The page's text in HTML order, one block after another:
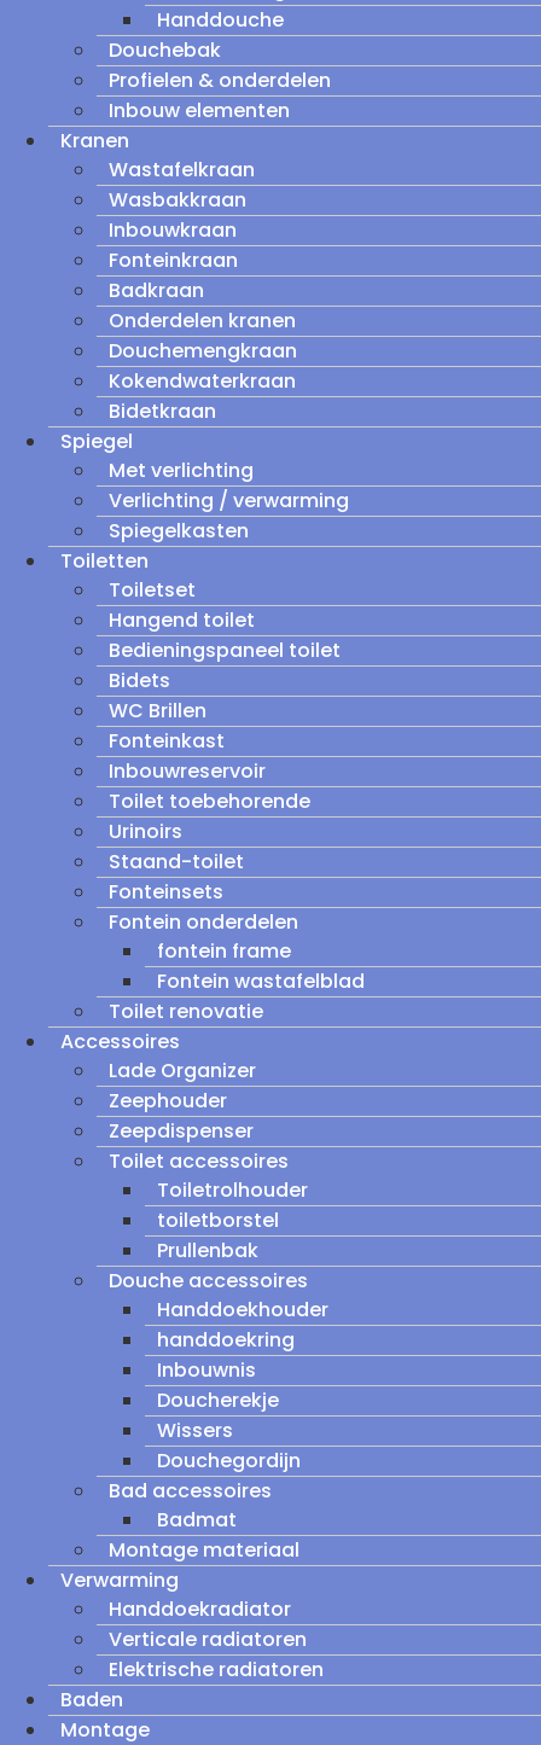
Handdouche
Douchebak
Profielen & onderdelen
Inbouw elementen
Kranen
Wastafelkraan
Wasbakkraan
Inbouwkraan
Fonteinkraan
Badkraan
Onderdelen kranen
Douchemengkraan
Kokendwaterkraan
Bidetkraan
Spiegel
Met verlichting
Verlichting / verwarming
Spiegelkasten
Toiletten
Toiletset
Hangend toilet
Bedieningspaneel toilet
Bidets
WC Brillen
Fonteinkast
Inbouwreservoir
Toilet toebehorende
Urinoirs
Staand-toilet
Fonteinsets
Fontein onderdelen
fontein frame
Fontein wastafelblad
Toilet renovatie
Accessoires
Lade Organizer
Zeephouder
Zeepdispenser
Toilet accessoires
Toiletrolhouder
toiletborstel
Prullenbak
Douche accessoires
Handdoekhouder
handdoekring
Inbouwnis
Doucherekje
Wissers
Douchegordijn
Bad accessoires
Badmat
Montage materiaal
Verwarming
Handdoekradiator
Verticale radiatoren
Elektrische radiatoren
Baden
Montage